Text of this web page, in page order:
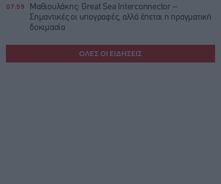
07:59
Μαθιουλάκης: Great Sea Interconnector –
Σημαντικές οι υπογραφές, αλλά έπεται η πραγματική
δοκιμασία
ΟΛΕΣ ΟΙ ΕΙΔΗΣΕΙΣ